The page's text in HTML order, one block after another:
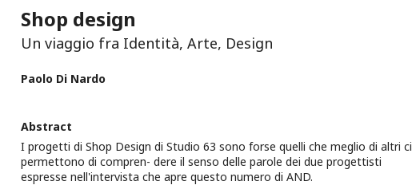
Shop design
Un viaggio fra Identità, Arte, Design
Paolo Di Nardo
Abstract
I progetti di Shop Design di Studio 63 sono forse quelli che meglio di altri ci
permettono di compren- dere il senso delle parole dei due progettisti
espresse nell'intervista che apre questo numero di AND.